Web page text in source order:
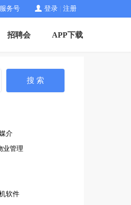
服务号 登录 注册
招聘会 APP下载
搜 索
介
业管理
软件